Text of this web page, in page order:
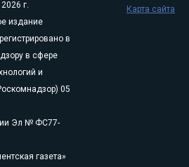
г.
издание
в
в сфере
и
05
Эл № ФС77-
газета»
Карта сайта